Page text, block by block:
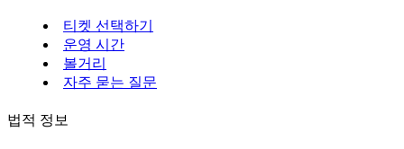
티켓 선택하기
운영 시간
볼거리
자주 묻는 질문
법적 정보